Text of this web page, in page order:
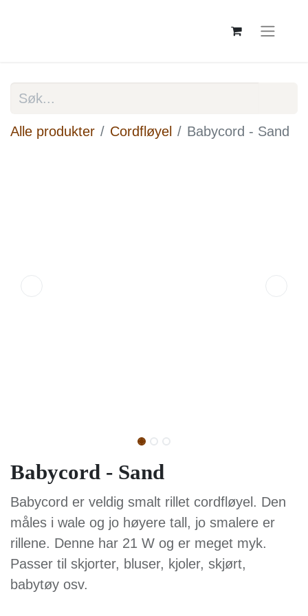
Alle produkter Cordfløyel Babycord - Sand
Babycord - Sand
Babycord er veldig smalt rillet cordfløyel. Den
måles i wale og jo høyere tall, jo smalere er
rillene. Denne har 21 W og er meget myk.
Passer til skjorter, bluser, kjoler, skjørt,
babytøy osv.